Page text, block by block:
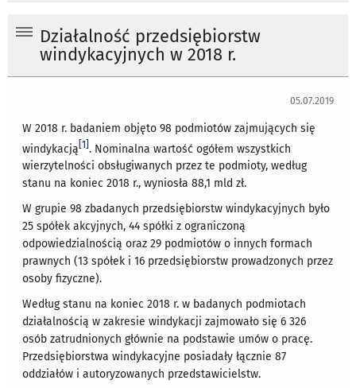
Działalność przedsiębiorstw
windykacyjnych w 2018 r.
05.07.2019
W 2018 r. badaniem objęto 98 podmiotów zajmujących się
windykacją [1] . Nominalna wartość ogółem wszystkich
wierzytelności obsługiwanych przez te podmioty, według
stanu na koniec 2018 r., wyniosła 88,1 mld zł.
W grupie 98 zbadanych przedsiębiorstw windykacyjnych było
25 spółek akcyjnych, 44 spółki z ograniczoną
odpowiedzialnością oraz 29 podmiotów o innych formach
prawnych (13 spółek i 16 przedsiębiorstw prowadzonych przez
osoby fizyczne).
Według stanu na koniec 2018 r. w badanych podmiotach
działalnością w zakresie windykacji zajmowało się 6 326
osób zatrudnionych głównie na podstawie umów o pracę.
Przedsiębiorstwa windykacyjne posiadały łącznie 87
oddziałów i autoryzowanych przedstawicielstw.